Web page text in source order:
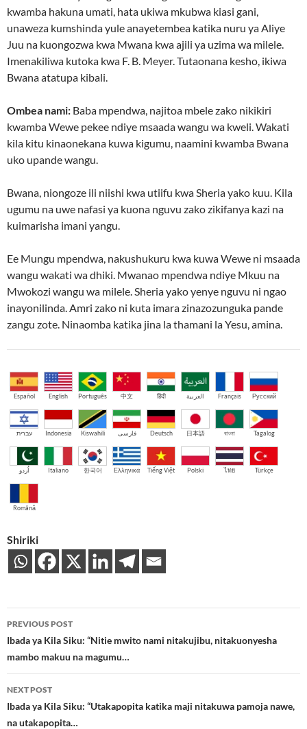
kwamba hakuna umati, hata ukiwa mkubwa kiasi gani,
unaweza kumshinda yule anayetembea katika nuru ya Aliye
Juu na kuongozwa kwa Mwana kwa ajili ya uzima wa milele.
Imenakiliwa kutoka kwa F. B. Meyer. Tutaonana kesho, ikiwa
Bwana atatupa kibali.
Ombea nami: Baba mpendwa, najitoa mbele zako nikikiri
kwamba Wewe pekee ndiye msaada wangu wa kweli. Wakati
kila kitu kinaonekana kuwa kigumu, naamini kwamba Bwana
uko upande wangu.
Bwana, niongoze ili niishi kwa utiifu kwa Sheria yako kuu. Kila
ugumu na uwe nafasi ya kuona nguvu zako zikifanya kazi na
kuimarisha imani yangu.
Ee Mungu mpendwa, nakushukuru kwa kuwa Wewe ni msaada
wangu wakati wa dhiki. Mwanao mpendwa ndiye Mkuu na
Mwokozi wangu wa milele. Sheria yako yenye nguvu ni ngao
inayonilinda. Amri zako ni kuta imara zinazozunguka pande
zangu zote. Ninaomba katika jina la thamani la Yesu, amina.
Español English Português 中文 हिंदी العربية Français Русский
עברית Indonesia Kiswahili فارسی Deutsch 日本語 বাংলা Tagalog
اُردو Italiano 한국어 Ελληνικά Tiếng Việt Polski ไทย Türkçe
Română
Shiriki
Post
navigation
PREVIOUS POST
Ibada ya Kila Siku: “Nitie mwito nami nitakujibu, nitakuonyesha
mambo makuu na magumu…
NEXT POST
Ibada ya Kila Siku: “Utakapopita katika maji nitakuwa pamoja nawe,
na utakapopita…